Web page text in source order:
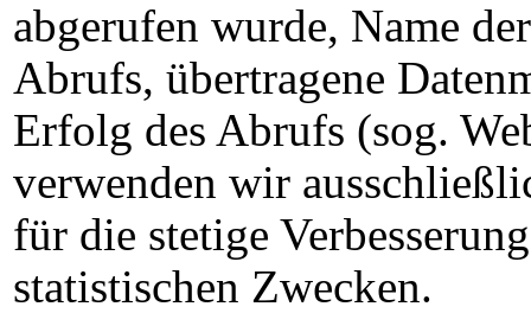
abgerufen wurde, Name
Abrufs, übertragene
Erfolg des Abrufs (sog.
verwenden wir
für die stetige
statistischen Zwecken.